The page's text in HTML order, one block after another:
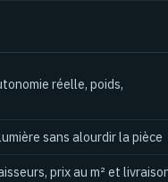
réelle, poids,
sans alourdir la pièce
prix au m² et